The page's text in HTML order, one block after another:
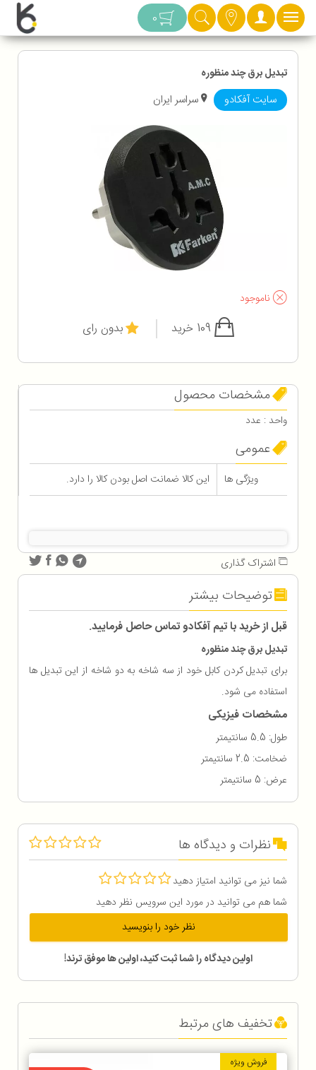
دسته بندی 0
تبدیل برق چند منظوره
سایت آفکادو سراسر ایران
ناموجود
بدون رای
مشخصات محصول
واحد : عدد
عمومی
ویژگی ها این کالا ضمانت اصل بودن کالا را دارد.
اشتراک گذاری
توضیحات بیشتر
قبل از خرید با تیم آفکادو تماس حاصل فرمایید.
تبدیل برق چند منظوره
برای تبدیل کردن کابل خود از سه شاخه به دو شاخه از این تبدیل ها
استفاده می شود.
مشخصات فیزیکی
طول: 5.5 سانتیمتر
ضخامت: 2.5 سانتیمتر
عرض: 5 سانتیمتر
نظرات و دیدگاه ها
شما نیز می توانید امتیاز دهید
شما هم می توانید در مورد این سرویس نظر دهید
نظر خود را بنویسید
اولین دیدگاه را شما ثبت کنید، اولین ها موفق ترند!
تخفیف های مرتبط
فروش ویژه